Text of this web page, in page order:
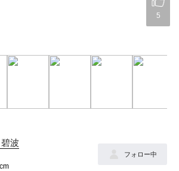
5
波
フォロー中